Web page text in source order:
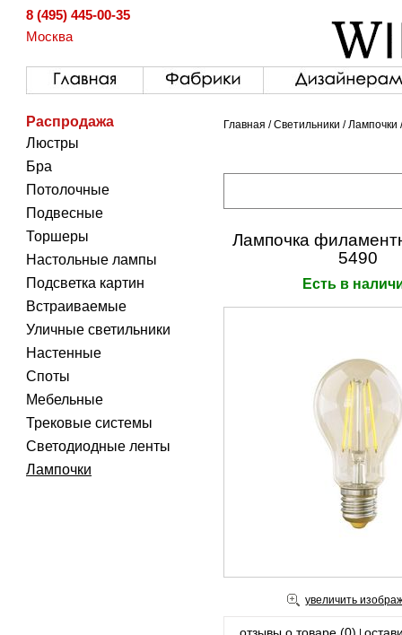
8 (495) 445-00-35
Москва
Распродажа
Люстры
Бра
Потолочные
Подвесные
Торшеры
Настольные лампы
Подсветка картин
Встраиваемые
Уличные светильники
Настенные
Споты
Мебельные
Трековые системы
Светодиодные ленты
Лампочки
Главная /Светильники /Лампочки
Лампочка
5490
Есть в
увеличить